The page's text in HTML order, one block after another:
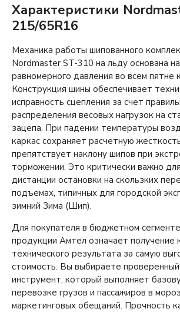
Характеристики
215/65R16
Механика работы шипованного
Nordmaster ST-310 на льду основана
равномерного давления во всем пятне
Конструкция шины обеспечивает
исправность сцепления за счет
распределения весовых нагрузок на
зацепа. При падении температуры
каркас сохраняет расчетную
препятствует наклону шипов при
торможении. Это критически важно
дистанции остановки на скользких
подъемах, типичных для городской
зимний Зима (Шип).
Для покупателя в бюджетном
продукции Амтел означает получение
технического результата за самую
стоимость. Вы выбираете
инструмент, который выполняет
перевозке грузов и пассажиров в
маркетинговых обещаний. Прочность